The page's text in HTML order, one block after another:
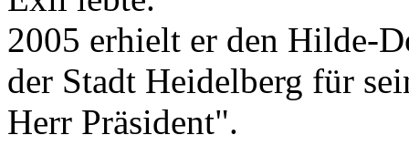
2005 erhielt er den Hilde-
der Stadt Heidelberg für
Herr Präsident".